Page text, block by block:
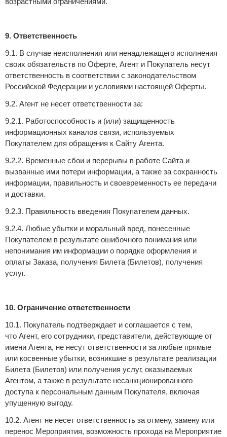
9. Ответственность
9.1. В случае неисполнения или ненадлежащего исполнения
своих обязательств по Оферте, Агент и Покупатель несут
ответственность в соответствии с законодательством
Российской Федерации и условиями настоящей Оферты.
9.2. Агент не несет ответственности за:
9.2.1. Работоспособность и (или) защищенность
информационных каналов связи, используемых
Покупателем для обращения к Сайту Агента.
9.2.2. Временные сбои и перерывы в работе Сайта и
вызванные ими потери информации, а также за сохранность
информации, правильность и своевременность ее передачи
и доставки.
9.2.3. Правильность введения Покупателем данных.
9.2.4. Любые убытки и моральный вред, понесенные
Покупателем в результате ошибочного понимания или
непонимания им информации о порядке оформления и
оплаты Заказа, получения Билета (Билетов), получения
услуг.
10. Ограничение ответственности
10.1. Покупатель подтверждает и соглашается с тем,
что Агент, его сотрудники, представители, действующие от
имени Агента, не несут ответственности за любые прямые
или косвенные убытки, возникшие в результате реализации
Билета (Билетов) или получения услуг, оказываемых
Агентом, а также в результате несанкционированного
доступа к персональным данным Покупателя, включая
упущенную выгоду.
10.2. Агент не несет ответственность за отмену, замену или
перенос Мероприятия, возможность прохода на Мероприятие